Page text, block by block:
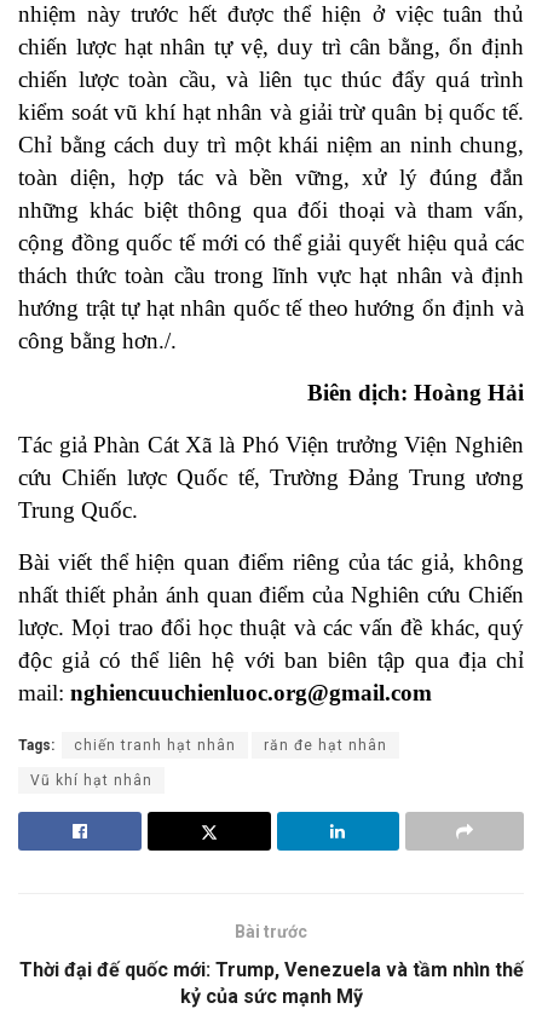
nhiệm này trước hết được thể hiện ở việc tuân thủ
chiến lược hạt nhân tự vệ, duy trì cân bằng, ổn định
chiến lược toàn cầu, và liên tục thúc đẩy quá trình
kiểm soát vũ khí hạt nhân và giải trừ quân bị quốc tế.
Chỉ bằng cách duy trì một khái niệm an ninh chung,
toàn diện, hợp tác và bền vững, xử lý đúng đắn
những khác biệt thông qua đối thoại và tham vấn,
cộng đồng quốc tế mới có thể giải quyết hiệu quả các
thách thức toàn cầu trong lĩnh vực hạt nhân và định
hướng trật tự hạt nhân quốc tế theo hướng ổn định và
công bằng hơn./.
Biên dịch: Hoàng Hải
Tác giả Phàn Cát Xã là Phó Viện trưởng Viện Nghiên
cứu Chiến lược Quốc tế, Trường Đảng Trung ương
Trung Quốc.
Bài viết thể hiện quan điểm riêng của tác giả, không
nhất thiết phản ánh quan điểm của Nghiên cứu Chiến
lược. Mọi trao đổi học thuật và các vấn đề khác, quý
độc giả có thể liên hệ với ban biên tập qua địa chỉ
mail: nghiencuuchienluoc.org@gmail.com
Tags: chiến tranh hạt nhân răn đe hạt nhân
Vũ khí hạt nhân
Bài trước
Thời đại đế quốc mới: Trump, Venezuela và tầm nhìn thế
kỷ của sức mạnh Mỹ